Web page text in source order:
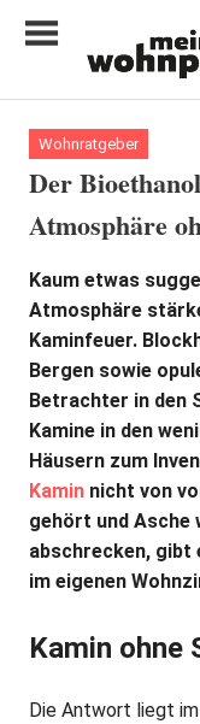
Inhalt
My
home
is
my
castle
Wohnratgeber
Der
Atmosphäre
Kaum etwas
Atmosphäre
Kaminfeuer.
Bergen sowie
Betrachter in den
Kamine in den
Häusern zum
Kamin nicht von
gehört und Asche
abschrecken, gibt
im eigenen
Kamin ohne
Die Antwort liegt